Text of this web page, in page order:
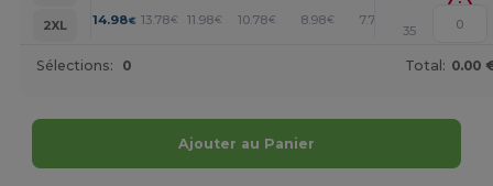
2XL
14.98€ 13.78€ 11.98€ 10.78€ 8.98€ 7.79 +
35
Sélections: 0 Total: 0.00
Ajouter au Panier